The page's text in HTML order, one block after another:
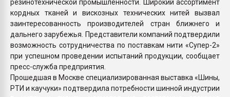
резинотехнической промышленности. Широкий ассортимент
кордных тканей и вискозных технических нитей вызвал
заинтересованность производителей стран ближнего и
дальнего зарубежья. Представители компаний подтвердили
возможность сотрудничества по поставкам нити «Супер-2»
при успешном проведении испытаний продукции, сообщает
пресс-служба предприятия.
Прошедшая в Москве специализированная выставка «Шины,
РТИ и каучуки» подтвердила потребности шинной индустрии